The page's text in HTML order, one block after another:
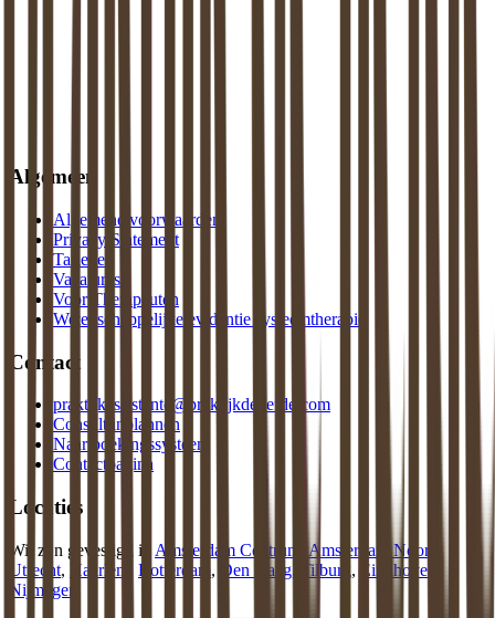
Algemeen
Algemene voorwaarden
Privacy Statement
Tarieven
Vacatures
Voor Therapeuten
Wetenschappelijke evidentie systeemtherapie
Contact
praktijkassistente@praktijkdeliefde.com
Consult inplannen
Naar boekingssysteem
Contactpagina
Locaties
Wij zijn gevestigd in Amsterdam Centrum Amsterdam Noord
Utrecht, Haarlem Rotterdam , Den Haag Tilburg , Eindhoven
Nijmegen